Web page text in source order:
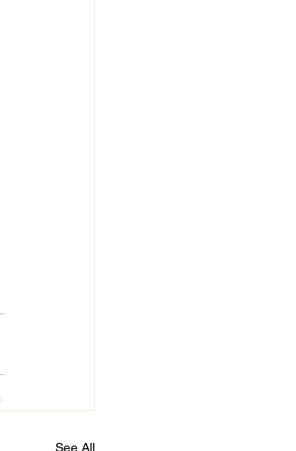
See All